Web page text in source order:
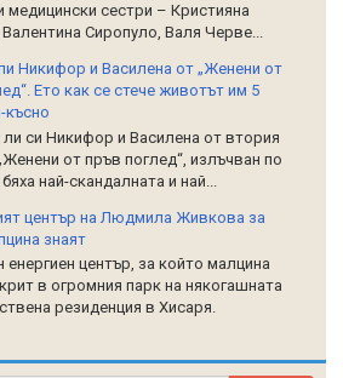
медицински сестри – Кристияна
Сиропуло, Валя Черве...
Никифор и Василена от „Женени от
Ето как се стече животът им 5
късно
си Никифор и Василена от втория
от пръв поглед“, излъчван по
най-скандалната и най...
център на Людмила Живкова за
знаят
енергиен център, за който малцина
в огромния парк на някогашната
резиденция в Хисаря.